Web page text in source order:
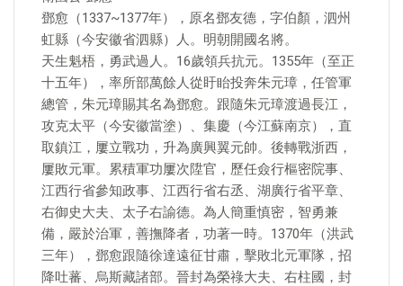
鄧愈（1337~1377年），原名鄧友德，字伯顏，泗州
虹縣（今安徽省泗縣）人。明朝開國名將。
天生魁梧，勇武過人。16歲領兵抗元。1355年（至正
十五年），率所部萬餘人從盱眙投奔朱元璋，任管軍
總管，朱元璋賜其名為鄧愈。跟隨朱元璋渡過長江，
攻克太平（今安徽當塗）、集慶（今江蘇南京），直
取鎮江，屢立戰功，升為廣興翼元帥。後轉戰浙西，
屢敗元軍。累積軍功屢次陞官，歷任僉行樞密院事、
江西行省參知政事、江西行省右丞、湖廣行省平章、
右御史大夫、太子右諭德。為人簡重慎密，智勇兼
備，嚴於治軍，善撫降者，功著一時。1370年（洪武
三年），鄧愈跟隨徐達遠征甘肅，擊敗北元軍隊，招
降吐蕃、烏斯藏諸部。晉封為榮祿大夫、右柱國，封